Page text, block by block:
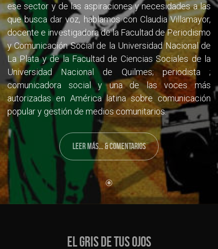
ese sector y de las aspiraciones y necesidades a las
que busca dar voz, hablamos con Claudia Villamayor,
docente e investigadora de la Facultad de Periodismo
y Comunicación Social de la Universidad Nacional de
La Plata y de la Facultad de Ciencias Sociales de la
Universidad Nacional de Quilmes; periodista ;
comunicadora social y una de las voces más
autorizadas en América latina sobre comunicación
popular y gestión de medios comunitarios.
LEER MÁS... & COMENTARIOS
EL GRIS DE TUS OJOS